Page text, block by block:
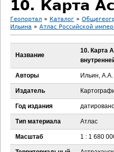
В
ы
д
е
с
Геопортал » Каталог »
Ильина » Атлас Российской
Название
10. Карта
Авторы Ильин, А.А.
Издатель
Год издания
Тип материала Атлас
Масштаб 1 : 1 680